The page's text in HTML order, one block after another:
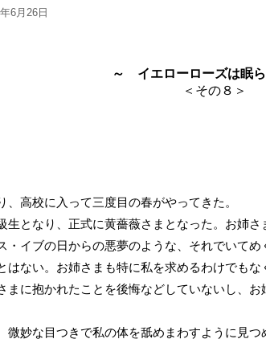
6月26日
～ イエローローズは眠
＜その８＞
高校に入って三度目の春がやってきた。
となり、正式に黄薔薇さまとなった。お姉さ
イブの日からの悪夢のような、それでいて
はない。お姉さまも特に私を求めるわけでもな
に抱かれたことを後悔などしていないし、
妙な目つきで私の体を舐めまわすように見つ